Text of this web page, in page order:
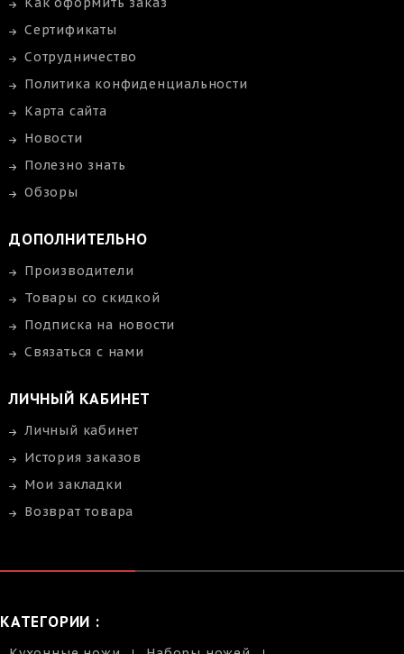
Сертификаты
Сотрудничество
Политика конфиденциальности
Карта сайта
Новости
Полезно знать
Обзоры
ДОПОЛНИТЕЛЬНО
Производители
Товары со скидкой
Подписка на новости
Связаться с нами
ЛИЧНЫЙ КАБИНЕТ
Личный кабинет
История заказов
Мои закладки
Возврат товара
КАТЕГОРИИ :